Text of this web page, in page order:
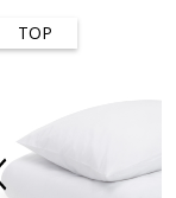
TOP